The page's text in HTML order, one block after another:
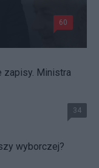
60
zapisy. Ministra
34
wyborczej?